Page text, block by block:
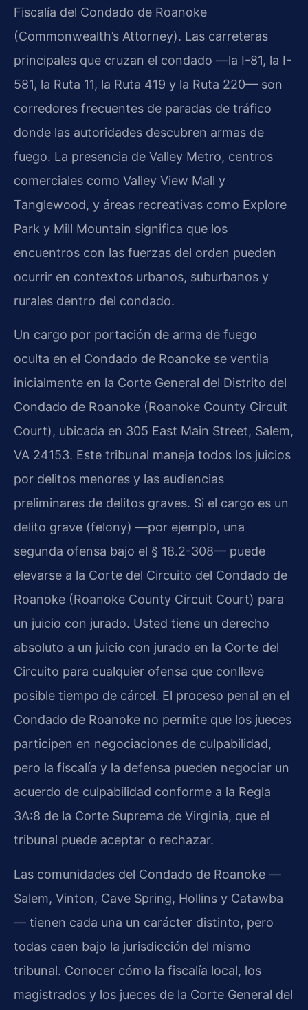
Fiscalía del Condado de Roanoke
(Commonwealth’s Attorney). Las carreteras
principales que cruzan el condado —la I-81, la I-
581, la Ruta 11, la Ruta 419 y la Ruta 220— son
corredores frecuentes de paradas de tráfico
donde las autoridades descubren armas de
fuego. La presencia de Valley Metro, centros
comerciales como Valley View Mall y
Tanglewood, y áreas recreativas como Explore
Park y Mill Mountain significa que los
encuentros con las fuerzas del orden pueden
ocurrir en contextos urbanos, suburbanos y
rurales dentro del condado.
Un cargo por portación de arma de fuego
oculta en el Condado de Roanoke se ventila
inicialmente en la Corte General del Distrito del
Condado de Roanoke (Roanoke County Circuit
Court), ubicada en 305 East Main Street, Salem,
VA 24153. Este tribunal maneja todos los juicios
por delitos menores y las audiencias
preliminares de delitos graves. Si el cargo es un
delito grave (felony) —por ejemplo, una
segunda ofensa bajo el § 18.2-308— puede
elevarse a la Corte del Circuito del Condado de
Roanoke (Roanoke County Circuit Court) para
un juicio con jurado. Usted tiene un derecho
absoluto a un juicio con jurado en la Corte del
Circuito para cualquier ofensa que conlleve
posible tiempo de cárcel. El proceso penal en el
Condado de Roanoke no permite que los jueces
participen en negociaciones de culpabilidad,
pero la fiscalía y la defensa pueden negociar un
acuerdo de culpabilidad conforme a la Regla
3A:8 de la Corte Suprema de Virginia, que el
tribunal puede aceptar o rechazar.
Las comunidades del Condado de Roanoke —
Salem, Vinton, Cave Spring, Hollins y Catawba
— tienen cada una un carácter distinto, pero
todas caen bajo la jurisdicción del mismo
tribunal. Conocer cómo la fiscalía local, los
magistrados y los jueces de la Corte General del